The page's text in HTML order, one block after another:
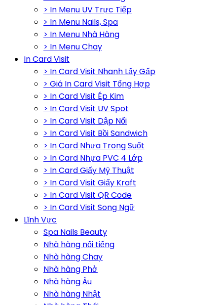
> In Menu UV Trực Tiếp
> In Menu Nails, Spa
> In Menu Nhà Hàng
> In Menu Chay
In Card Visit
> In Card Visit Nhanh Lấy Gấp
> Giá In Card Visit Tổng Hợp
> In Card Visit Ép Kim
> In Card Visit UV Spot
> In Card Visit Dập Nổi
> In Card Visit Bồi Sandwich
> In Card Nhựa Trong Suốt
> In Card Nhựa PVC 4 Lớp
> In Card Giấy Mỹ Thuật
> In Card Visit Giấy Kraft
> In Card Visit QR Code
> In Card Visit Song Ngữ
Lĩnh Vực
Spa Nails Beauty
Nhà hàng nổi tiếng
Nhà hàng Chay
Nhà hàng Phở
Nhà hàng Âu
Nhà hàng Nhật